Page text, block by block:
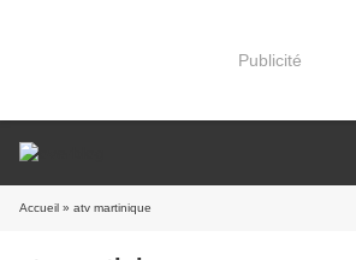
Publicité
Accueil » atv martinique